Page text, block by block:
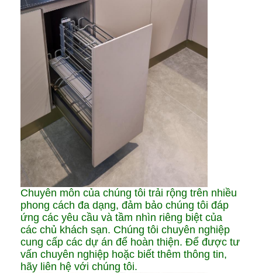
Chuyên môn của chúng tôi trải rộng trên nhiều
phong cách đa dạng, đảm bảo chúng tôi đáp
ứng các yêu cầu và tầm nhìn riêng biệt của
các chủ khách sạn. Chúng tôi chuyên nghiệp
cung cấp các dự án để hoàn thiện. Để được tư
vấn chuyên nghiệp hoặc biết thêm thông tin,
hãy liên hệ với chúng tôi.